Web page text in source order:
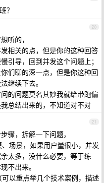
？
20
听的，
相关的点，但是你的这种回答
引导，回到并发这个问题上；
们聊的深一点，但是你这种回
继续下去。
的问题莫名其妙我就给带跑偏
总结出来的，不知道对不对
21
骤，拆解一下问题，
场景，如果用户量很小，并发
太多，没什么必要，等于练
不出来。
以重点举几个技术案例，描述